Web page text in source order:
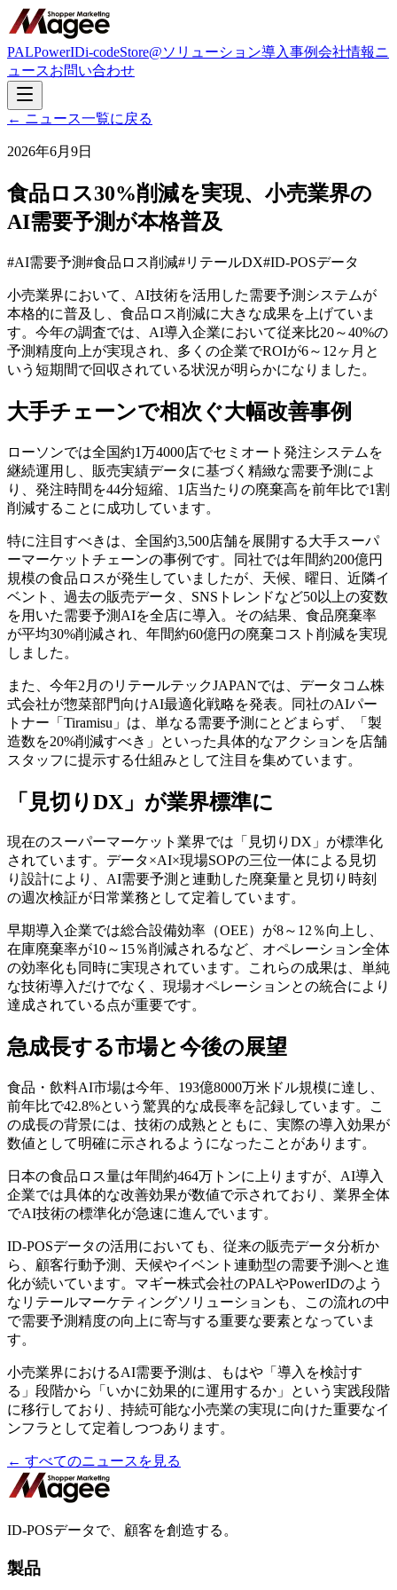
PALPowerIDi-codeStore@ソリューション導入事例会社情報ニ
ュースお問い合わせ
← ニュース一覧に戻る
2026年6月9日
食品ロス30%削減を実現、小売業界の
AI需要予測が本格普及
#AI需要予測#食品ロス削減#リテールDX#ID-POSデータ
小売業界において、AI技術を活用した需要予測システムが
本格的に普及し、食品ロス削減に大きな成果を上げていま
す。今年の調査では、AI導入企業において従来比20～40%の
予測精度向上が実現され、多くの企業でROIが6～12ヶ月と
いう短期間で回収されている状況が明らかになりました。
大手チェーンで相次ぐ大幅改善事例
ローソンでは全国約1万4000店でセミオート発注システムを
継続運用し、販売実績データに基づく精緻な需要予測によ
り、発注時間を44分短縮、1店当たりの廃棄高を前年比で1割
削減することに成功しています。
特に注目すべきは、全国約3,500店舗を展開する大手スーパ
ーマーケットチェーンの事例です。同社では年間約200億円
規模の食品ロスが発生していましたが、天候、曜日、近隣イ
ベント、過去の販売データ、SNSトレンドなど50以上の変数
を用いた需要予測AIを全店に導入。その結果、食品廃棄率
が平均30%削減され、年間約60億円の廃棄コスト削減を実現
しました。
また、今年2月のリテールテックJAPANでは、データコム株
式会社が惣菜部門向けAI最適化戦略を発表。同社のAIパー
トナー「Tiramisu」は、単なる需要予測にとどまらず、「製
造数を20%削減すべき」といった具体的なアクションを店舗
スタッフに提示する仕組みとして注目を集めています。
「見切りDX」が業界標準に
現在のスーパーマーケット業界では「見切りDX」が標準化
されています。データ×AI×現場SOPの三位一体による見切
り設計により、AI需要予測と連動した廃棄量と見切り時刻
の週次検証が日常業務として定着しています。
早期導入企業では総合設備効率（OEE）が8～12％向上し、
在庫廃棄率が10～15％削減されるなど、オペレーション全体
の効率化も同時に実現されています。これらの成果は、単純
な技術導入だけでなく、現場オペレーションとの統合により
達成されている点が重要です。
急成長する市場と今後の展望
食品・飲料AI市場は今年、193億8000万米ドル規模に達し、
前年比で42.8%という驚異的な成長率を記録しています。こ
の成長の背景には、技術の成熟とともに、実際の導入効果が
数値として明確に示されるようになったことがあります。
日本の食品ロス量は年間約464万トンに上りますが、AI導入
企業では具体的な改善効果が数値で示されており、業界全体
でAI技術の標準化が急速に進んでいます。
ID-POSデータの活用においても、従来の販売データ分析か
ら、顧客行動予測、天候やイベント連動型の需要予測へと進
化が続いています。マギー株式会社のPALやPowerIDのよう
なリテールマーケティングソリューションも、この流れの中
で需要予測精度の向上に寄与する重要な要素となっていま
す。
小売業界におけるAI需要予測は、もはや「導入を検討す
る」段階から「いかに効果的に運用するか」という実践段階
に移行しており、持続可能な小売業の実現に向けた重要なイ
ンフラとして定着しつつあります。
← すべてのニュースを見る
ID-POSデータで、顧客を創造する。
製品